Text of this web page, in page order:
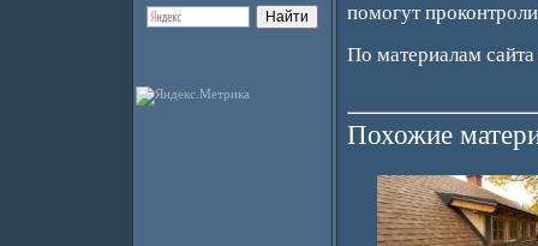
помогут
По материалам сайта
Похожие